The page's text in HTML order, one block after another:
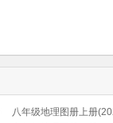
八年级地理图册上册